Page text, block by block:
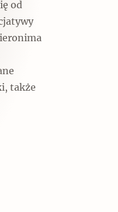
od
także